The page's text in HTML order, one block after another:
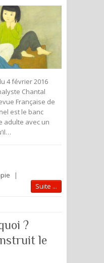
4 février 2016
Chantal
Française de
est le banc
adulte avec un
|
Suite ...
?
le